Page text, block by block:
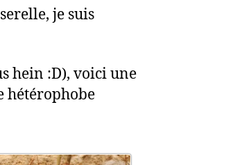
je suis
hein :D), voici une
hétérophobe